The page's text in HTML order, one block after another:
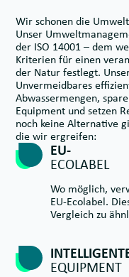
Wir schonen die
Unser
der ISO 14001 – dem
Kriterien für einen
der Natur festlegt.
Unvermeidbares
Abwassermengen,
Equipment und setzen
noch keine Alternative
die wir ergreifen:
EU-
ECOLABEL
Wo möglich,
EU-Ecolabel.
Vergleich zu
EQUIPMENT